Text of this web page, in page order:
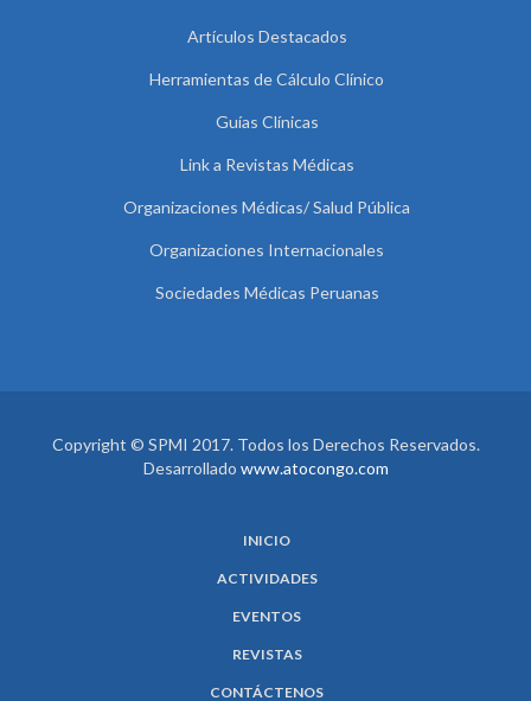
Artículos Destacados
Herramientas de Cálculo Clínico
Guías Clínicas
Link a Revistas Médicas
Organizaciones Médicas/ Salud Pública
Organizaciones Internacionales
Sociedades Médicas Peruanas
Copyright © SPMI 2017. Todos los Derechos Reservados.
Desarrollado www.atocongo.com
INICIO
ACTIVIDADES
EVENTOS
REVISTAS
CONTÁCTENOS